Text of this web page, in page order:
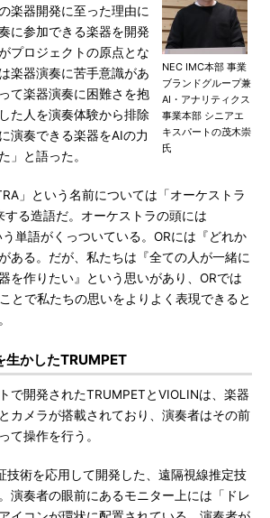
NEC IMC本部 事業
ブランドグループ兼
AI・アナリティクス
事業本部 シニアエ
キスパートの茂木崇
氏
楽器開発に至った理由に
に参加できる楽器を開発
プロジェクトの原点とな
楽器演奏に苦手意識があ
て楽器演奏に困難さを抱
た人を演奏体験から排除
演奏できる楽器をAIの力
」と語った。
」という名前については「オーケストラ
する造語だ。オーケストラの頭には
う単語がくっついている。ORには『どれか
ある。だが、私たちは『全ての人が一緒に
を作りたい』という思いがあり、ORでは
とで私たちの思いをよりよく表現できると
生かしたTRUMPET
で開発されたTRUMPETとVIOLINは、楽器
カメラが搭載されており、演奏者はその前
て操作を行う。
術を応用して開発した、遠隔視線推定技
演奏者の眼前にあるモニター上には「ドレ